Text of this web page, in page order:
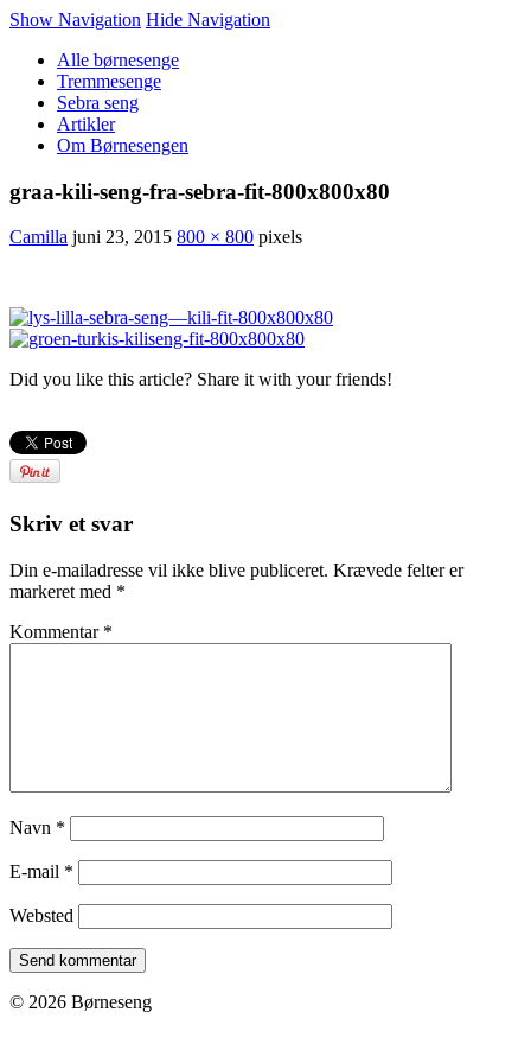
Show Navigation Hide Navigation
Alle børnesenge
Tremmesenge
Sebra seng
Artikler
Om Børnesengen
graa-kili-seng-fra-sebra-fit-800x800x80
Camilla juni 23, 2015 800 × 800 pixels
Did you like this article? Share it with your friends!
Skriv et svar
Din e-mailadresse vil ikke blive publiceret. Krævede felter er
markeret med *
Kommentar *
Navn *
E-mail *
Websted
© 2026 Børneseng